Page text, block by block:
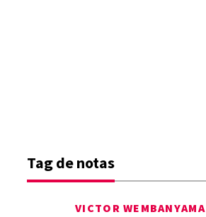
Tag de notas
VICTOR WEMBANYAMA